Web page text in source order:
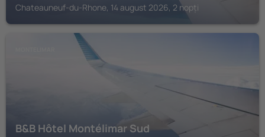
Chateauneuf-du-Rhone, 14 august 2026, 2 nopți
B&B Hôtel Montélimar Sud